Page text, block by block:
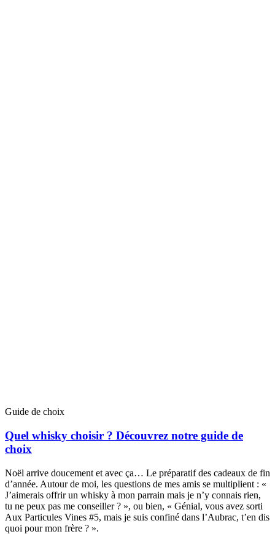
Guide de choix
Quel whisky choisir ? Découvrez notre guide de
choix
Noël arrive doucement et avec ça… Le préparatif des cadeaux de fin
d’année. Autour de moi, les questions de mes amis se multiplient : «
J’aimerais offrir un whisky à mon parrain mais je n’y connais rien,
tu ne peux pas me conseiller ? », ou bien, « Génial, vous avez sorti
Aux Particules Vines #5, mais je suis confiné dans l’Aubrac, t’en dis
quoi pour mon frère ? ».